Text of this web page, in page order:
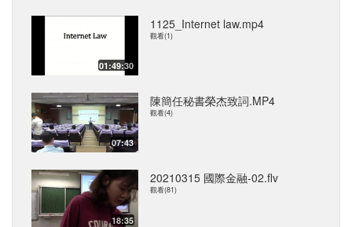
01:49:30
1125_Internet law.mp4
觀看(1)
07:43
陳簡任秘書榮杰致詞.MP4
觀看(4)
18:35
20210315 國際金融-02.flv
觀看(81)